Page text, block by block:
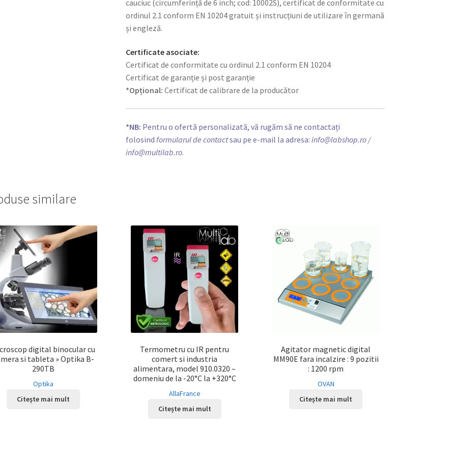
cauciuc (circumferință de 6 inch; cod: 10002S), certificat de conformitate cu
ordinul 2.1 conform EN 10204 gratuit și instrucțiuni de utilizare în germană
și engleză.
Certificate asociate:
Certificat de conformitate cu ordinul 2.1 conform EN 10204
Certificat de garanție și post garanție
*Opțional:Certificat de calibrare de la producător
*NB: Pentru o ofertă personalizată, vă rugăm să ne contactați
folosind formularul de contactsau pe e-mail la adresa:info@labshop.ro /
info@multilab.ro.
similare
digital binocular cu
si tableta » Optika B-
290TB
Optika
Citește mai mult
Termometru cu IR pentru
comert si industria
alimentara, model 910.0320 –
domeniu de la -20°C la +320°C
AllaFrance
Citește mai mult
Agitator magnetic digital
MM90E fara incalzire : 9 pozitii
: 1200 rpm
OVAN
Citește mai mult